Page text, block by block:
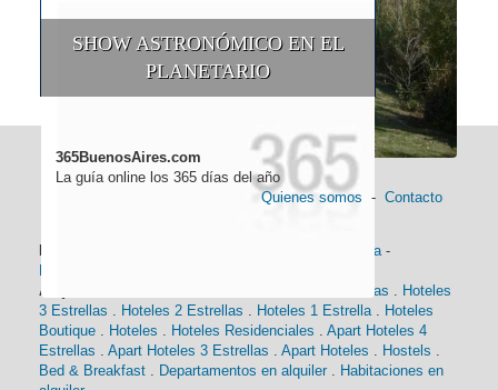
SHOW ASTRONÓMICO EN EL
PLANETARIO
365BuenosAires.com
La guía online los 365 días del año
Quienes somos - Contacto
Historia-
Alojamiento:
Hoteles 4 Estrellas . Hoteles
3 Estrellas . Hoteles 2 Estrellas . Hoteles 1 Estrella. Hoteles
Boutique . Hoteles . Hoteles Residenciales . Apart Hoteles 4
Estrellas . Apart Hoteles 3 Estrellas . Apart Hoteles . Hostels .
Bed & Breakfast . Departamentos en alquiler . Habitaciones en